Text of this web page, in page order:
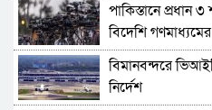
শেখ হাসিনাকে
সম্পর্কের জন্য
ভিডিও ডকুমেন্টারি
যোদ্ধা ও শহিদ
পাকিস্তানে প্রধান
বিদেশি
বিমানবন্দরে
নির্দেশ